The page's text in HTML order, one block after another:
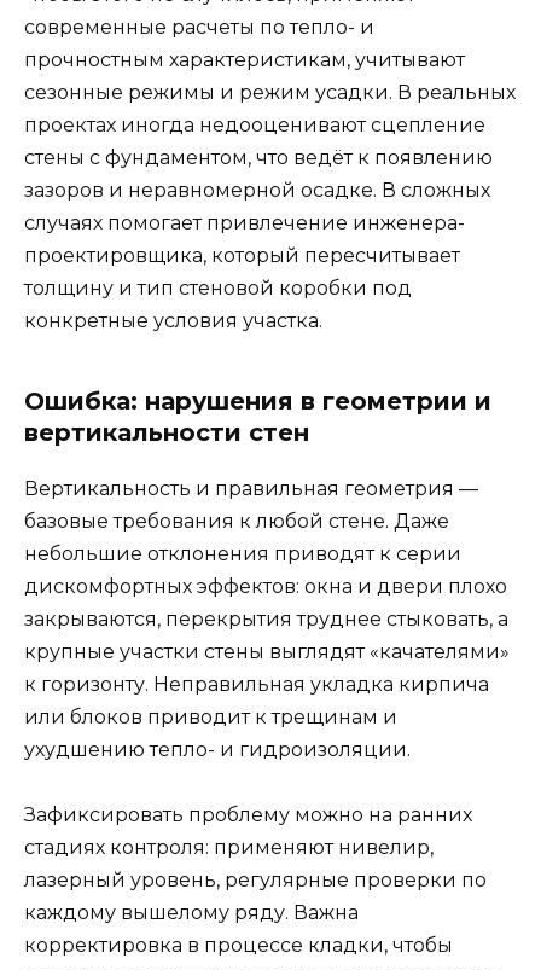
современные расчеты по тепло- и
прочностным характеристикам, учитывают
сезонные режимы и режим усадки. В реальных
проектах иногда недооценивают сцепление
стены с фундаментом, что ведёт к появлению
зазоров и неравномерной осадке. В сложных
случаях помогает привлечение инженера-
проектировщика, который пересчитывает
толщину и тип стеновой коробки под
конкретные условия участка.
Ошибка: нарушения в геометрии и
вертикальности стен
Вертикальность и правильная геометрия —
базовые требования к любой стене. Даже
небольшие отклонения приводят к серии
дискомфортных эффектов: окна и двери плохо
закрываются, перекрытия труднее стыковать, а
крупные участки стены выглядят «качателями»
к горизонту. Неправильная укладка кирпича
или блоков приводит к трещинам и
ухудшению тепло- и гидроизоляции.
Зафиксировать проблему можно на ранних
стадиях контроля: применяют нивелир,
лазерный уровень, регулярные проверки по
каждому вышелому ряду. Важна
корректировка в процессе кладки, чтобы